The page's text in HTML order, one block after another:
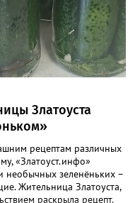
Златоуста
рецептам различных
«Златоуст.инфо»
необычных зеленёньких –
Жительница Златоуста,
раскрыла рецепт.